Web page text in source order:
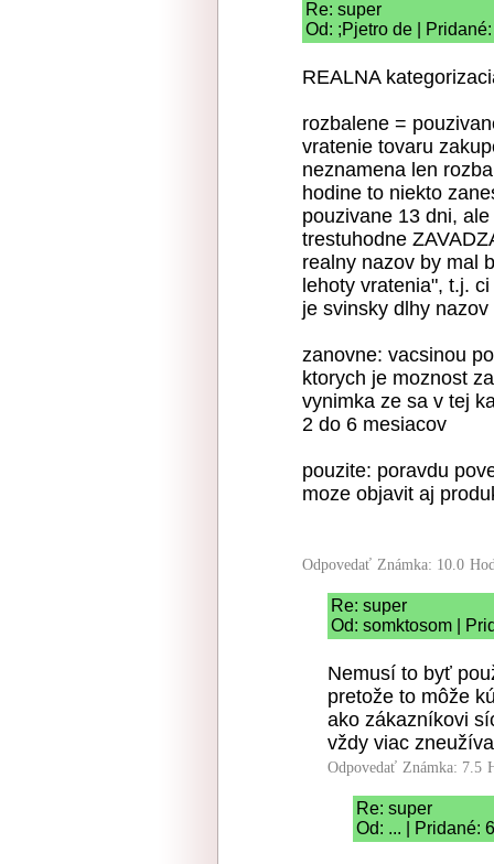
Re: super
Od: ;Pjetro de |
REALNA
rozbalene =
vratenie tovaru
neznamena len
hodine to niekto
pouzivane 13 dni,
trestuhodne
realny nazov by mal
lehoty vratenia", t.j.
je svinsky dlhy nazov
zanovne: vacsinou
ktorych je moznost
vynimka ze sa v tej
2 do 6 mesiacov
pouzite: poravdu
moze objavit aj
Odpovedať Známka: 10.0
Re: super
Od: somktosom |
Nemusí to byť
pretože to môže
ako zákazníkovi
vždy viac
Odpovedať Známka: 7.5
Re: super
Od: ... | Pridané: